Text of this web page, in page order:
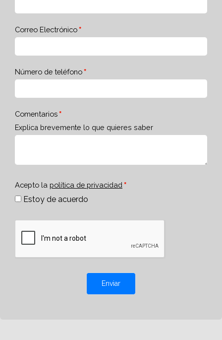
Correo Electrónico
Número de teléfono
Comentarios
Explica brevemente lo que quieres saber
Acepto la política de privacidad
Estoy de acuerdo
Enviar